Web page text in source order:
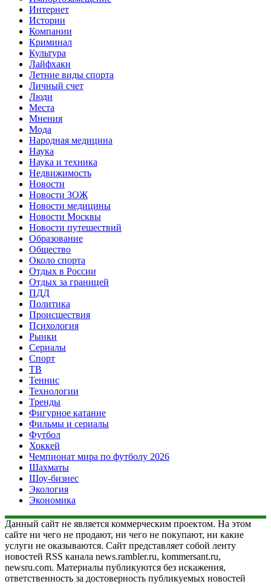
Интернет
Истории
Компании
Криминал
Культура
Лайфхаки
Летние виды спорта
Личный счет
Люди
Места
Мнения
Мода
Народная медицина
Наука
Наука и техника
Недвижимость
Новости
Новости ЗОЖ
Новости медицины
Новости Москвы
Новости путешествий
Образование
Общество
Около спорта
Отдых в России
Отдых за границей
ПДД
Политика
Происшествия
Психология
Рынки
Сериалы
Спорт
ТВ
Теннис
Технологии
Тренды
Фигурное катание
Фильмы и сериалы
Футбол
Хоккей
Чемпионат мира по футболу 2026
Шахматы
Шоу-бизнес
Экология
Экономика
Данный сайт не является коммерческим проектом. На этом
сайте ни чего не продают, ни чего не покупают, ни какие
услуги не оказываются. Сайт представляет собой ленту
новостей RSS канала news.rambler.ru, kommersant.ru,
newsru.com. Материалы публикуются без искажения,
ответственность за достоверность публикуемых новостей